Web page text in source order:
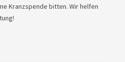
Kranzspende bitten. Wir helfen